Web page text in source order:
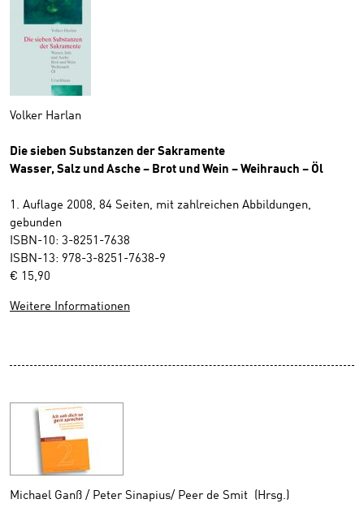
Volker Harlan
Die sieben Substanzen der Sakramente
Wasser, Salz und Asche – Brot und Wein – Weihrauch – Öl
1. Auflage 2008, 84 Seiten, mit zahlreichen Abbildungen,
gebunden
ISBN-10: 3-8251-7638
ISBN-13: 978-3-8251-7638-9
€ 15,90
Weitere Informationen
Michael Ganß / Peter Sinapius/ Peer de Smit (Hrsg.)